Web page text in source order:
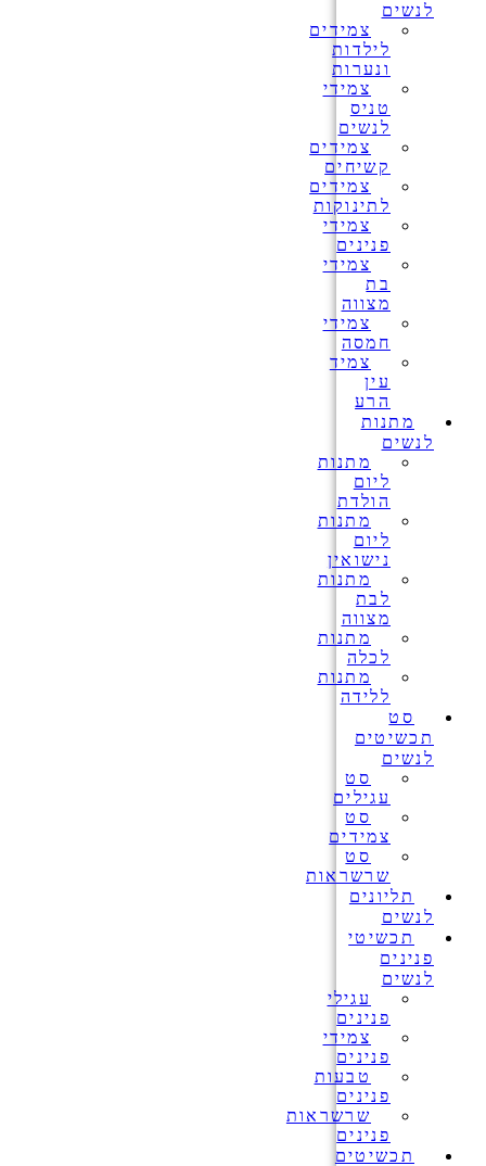
לנשים
צמידים
לילדות
ונערות
צמידי
טניס
לנשים
צמידים
קשיחים
צמידים
לתינוקות
צמידי
פנינים
צמידי
בת
מצווה
צמידי
חמסה
צמיד
עין
הרע
מתנות
לנשים
מתנות
ליום
הולדת
מתנות
ליום
נישואין
מתנות
לבת
מצווה
מתנות
לכלה
מתנות
ללידה
סט
תכשיטים
לנשים
סט
עגילים
סט
צמידים
סט
שרשראות
תליונים
לנשים
תכשיטי
פנינים
לנשים
עגילי
פנינים
צמידי
פנינים
טבעות
פנינים
שרשראות
פנינים
תכשיטים